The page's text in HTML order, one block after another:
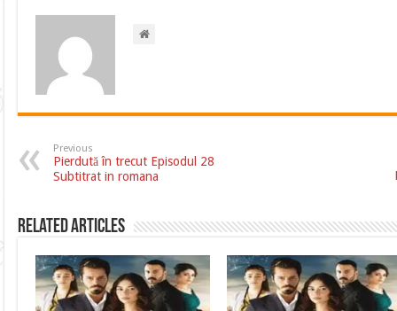
Previous
Pierdută în trecut Episodul 28
Subtitrat in romana
Related Articles